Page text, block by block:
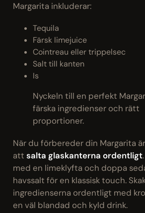
Margarita inkluderar:
Tequila
Färsk limejuice
Cointreau eller trippelsec
Salt till kanten
Is
Nyckeln till en perfekt
färska ingredienser och rätt
proportioner.
När du förbereder din Margarita
att salta glaskanterna ordentligt
med en limeklyfta och doppa
havssalt för en klassisk touch.
ingredienserna ordentligt med
en väl blandad och kyld drink.